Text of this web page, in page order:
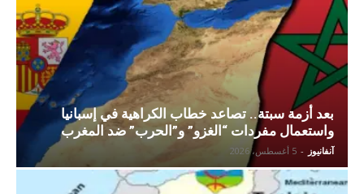
بعد أزمة سبتة.. تصاعد خطاب الكراهية في إسبانيا
واستعمال مفردات “الغزو” و”الحرب” ضد المغرب
آنفانيوز - 5 أغسطس، 2026